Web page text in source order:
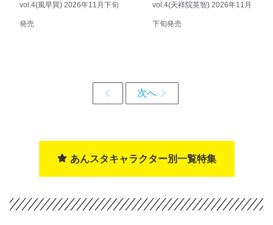
vol.4(風早巽) 2026年11月下旬
発売
vol.4(天祥院英智) 2026年11月
下旬発売
あんスタキャラクター別一覧特集